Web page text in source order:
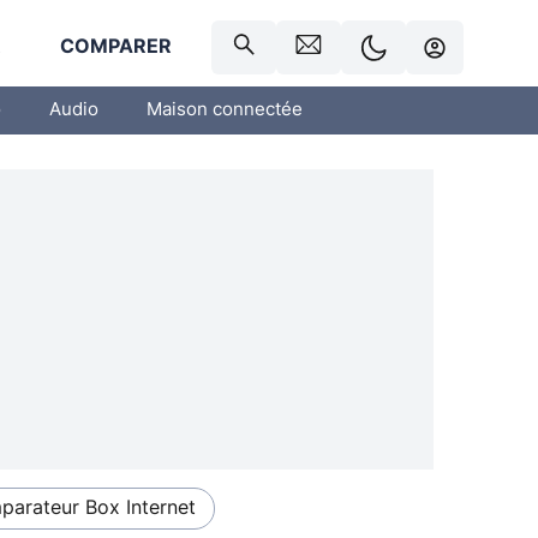
COMPARER
Audio Maison connectée
Box Internet